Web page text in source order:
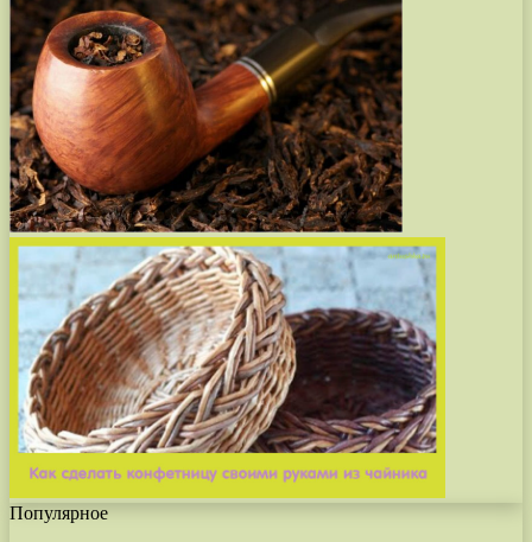
Популярное